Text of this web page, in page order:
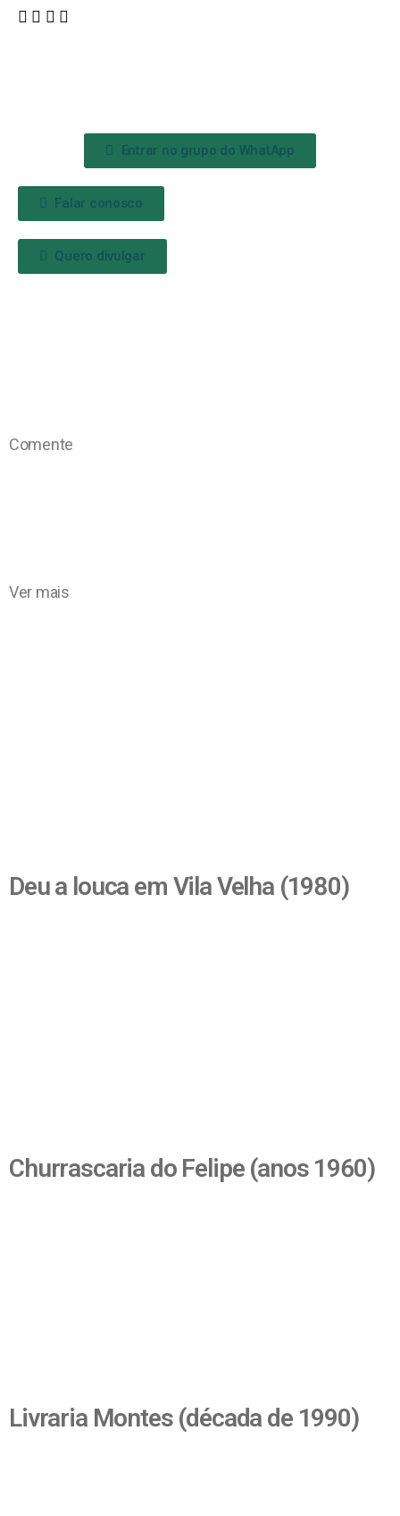
Entrar no grupo do WhatApp
Falar conosco
Quero divulgar
Comente
Ver mais
Deu a louca em Vila Velha (1980)
Churrascaria do Felipe (anos 1960)
Livraria Montes (década de 1990)